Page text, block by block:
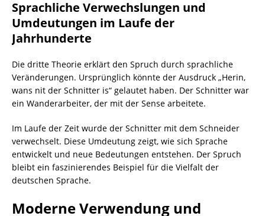
Sprachliche Verwechslungen und
Umdeutungen im Laufe der
Jahrhunderte
Die dritte Theorie erklärt den Spruch durch sprachliche
Veränderungen. Ursprünglich könnte der Ausdruck „Herin,
wans nit der Schnitter is“ gelautet haben. Der Schnitter war
ein Wanderarbeiter, der mit der Sense arbeitete.
Im Laufe der Zeit wurde der Schnitter mit dem Schneider
verwechselt. Diese Umdeutung zeigt, wie sich Sprache
entwickelt und neue Bedeutungen entstehen. Der Spruch
bleibt ein faszinierendes Beispiel für die Vielfalt der
deutschen Sprache.
Moderne Verwendung und